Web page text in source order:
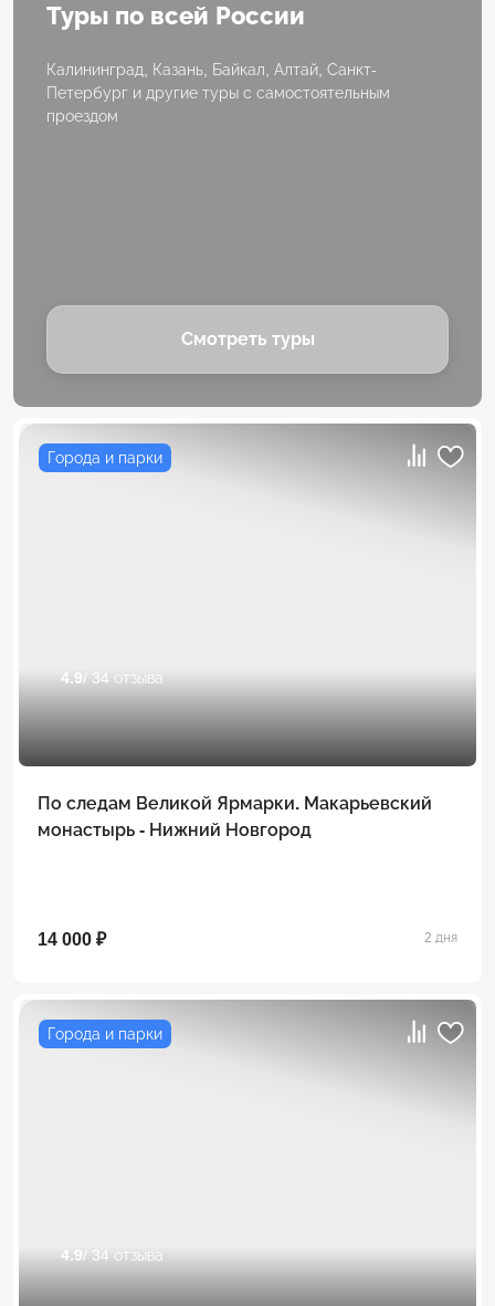
Туры по всей России
Калининград, Казань, Байкал, Алтай, Санкт-
Петербург и другие туры с самостоятельным
проездом
Смотреть туры
Города и парки
4.9/ 34 отзыва
По следам Великой Ярмарки. Макарьевский
монастырь - Нижний Новгород
14 000 ₽ 2 дня
Города и парки
4.9 / 34 отзыва